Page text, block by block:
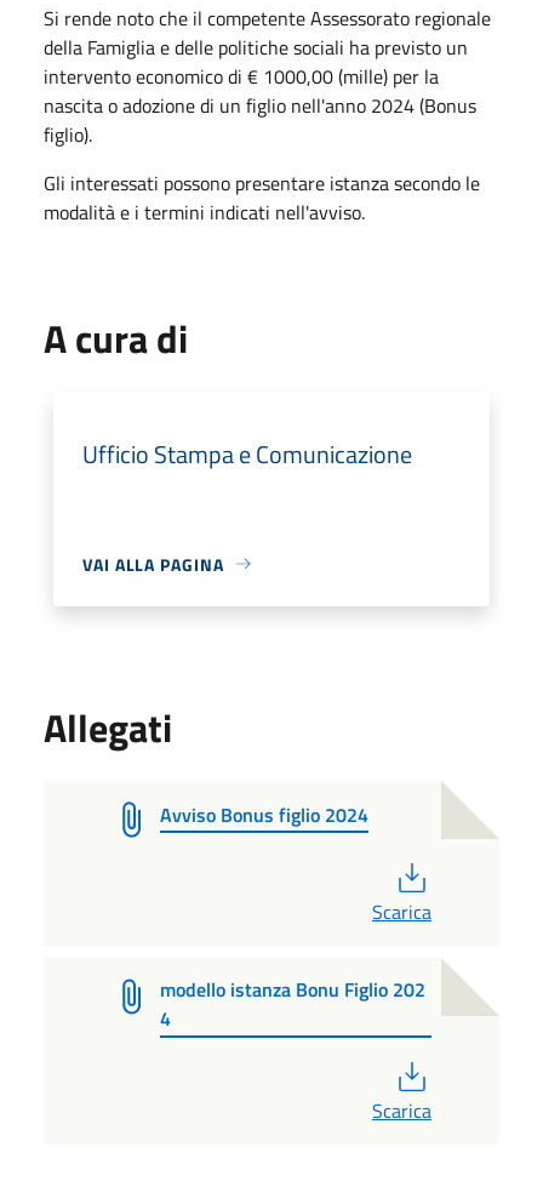
Si rende noto che il competente Assessorato regionale
della Famiglia e delle politiche sociali ha previsto un
intervento economico di € 1000,00 (mille) per la
nascita o adozione di un figlio nell'anno 2024 (Bonus
figlio).
Gli interessati possono presentare istanza secondo le
modalità e i termini indicati nell'avviso.
A cura di
Ufficio Stampa e Comunicazione
VAI ALLA PAGINA
Allegati
Avviso Bonus figlio 2024
Scarica
modello istanza Bonu Figlio 202
4
Scarica